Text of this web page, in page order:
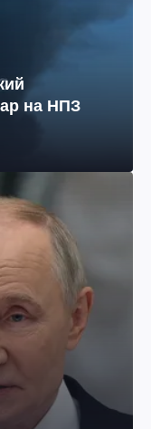
на НПЗ